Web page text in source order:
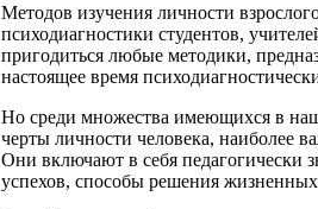
Методов изучения личности
психодиагностики студентов,
пригодиться любые методики,
настоящее время
Но среди множества имеющихся в
черты личности человека, наиболее
Они включают в себя педагогически
успехов, способы решения